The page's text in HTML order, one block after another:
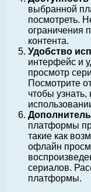
выбранной
посмотреть.
ограничения
контента.
Удобство
интерфейс и
просмотр
Посмотрите
чтобы узнать,
платформы
такие как
офлайн
сериалов.
платформы.